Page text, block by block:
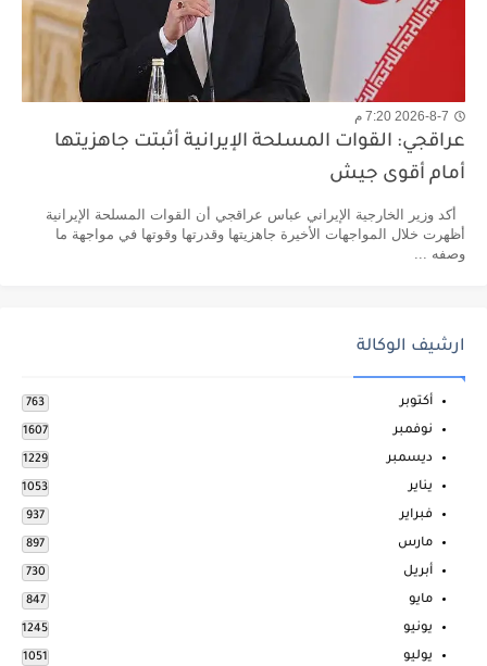
2026-8-7 7:20 م
عراقجي: القوات المسلحة الإيرانية أثبتت جاهزيتها
أمام أقوى جيش
أكد وزير الخارجية الإيراني عباس عراقجي أن القوات المسلحة الإيرانية
أظهرت خلال المواجهات الأخيرة جاهزيتها وقدرتها وقوتها في مواجهة ما
وصفه ...
ارشيف الوكالة
أكتوبر 763
نوفمبر 1607
ديسمبر 1229
يناير 1053
فبراير 937
مارس 897
أبريل 730
مايو 847
يونيو 1245
يوليو 1051